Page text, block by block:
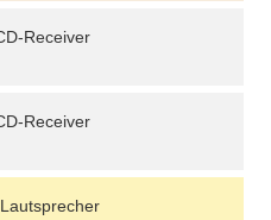
Receiver
Receiver